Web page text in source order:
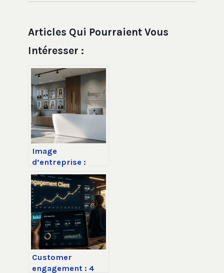
Articles Qui Pourraient Vous
Intéresser :
Image
d’entreprise :
pourquoi un
mauvais choix
visuel détruit votre
crédibilité en 3
secondes
Customer
engagement : 4